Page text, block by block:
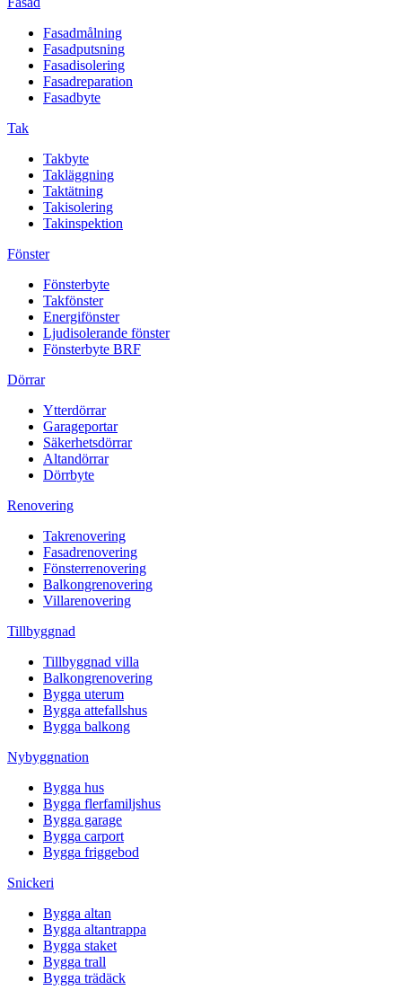
Fasadmålning
Fasadputsning
Fasadisolering
Fasadreparation
Fasadbyte
Tak
Takbyte
Takläggning
Taktätning
Takisolering
Takinspektion
Fönster
Fönsterbyte
Takfönster
Energifönster
Ljudisolerande fönster
Fönsterbyte BRF
Dörrar
Ytterdörrar
Garageportar
Säkerhetsdörrar
Altandörrar
Dörrbyte
Renovering
Takrenovering
Fasadrenovering
Fönsterrenovering
Balkongrenovering
Villarenovering
Tillbyggnad
Tillbyggnad villa
Balkongrenovering
Bygga uterum
Bygga attefallshus
Bygga balkong
Nybyggnation
Bygga hus
Bygga flerfamiljshus
Bygga garage
Bygga carport
Bygga friggebod
Snickeri
Bygga altan
Bygga altantrappa
Bygga staket
Bygga trall
Bygga trädäck